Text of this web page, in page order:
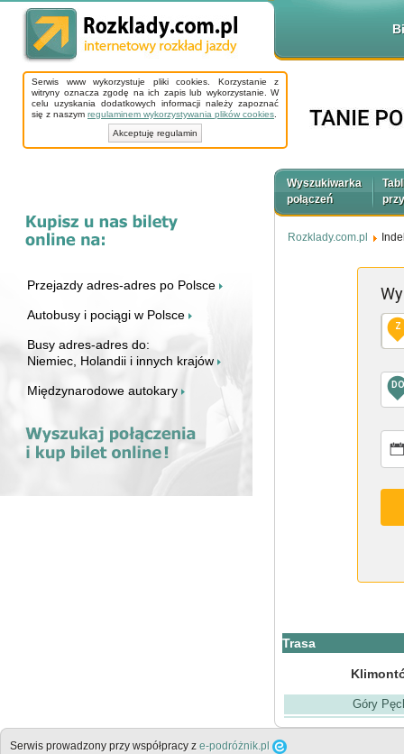
Serwis www wykorzystuje pliki cookies. Korzystanie z
witryny oznacza zgodę na ich zapis lub wykorzystanie. W
celu uzyskania dodatkowych informacji należy zapoznać
się z naszym regulaminem wykorzystywania plików cookies
Akceptuję regulamin
Przejazdy adres-adres po Polsce
Autobusy i pociągi w Polsce
Busy adres-adres do:
Niemiec, Holandii i innych krajów
Międzynarodowe autokary
Wyszukiwarka
połączeń
Rozklady.com.pl
Z
DO
Trasa
Góry
Serwis prowadzony przy współpracy z e-podróżnik.pl